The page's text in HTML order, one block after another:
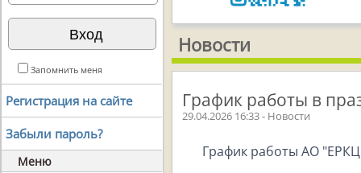
Запомнить меня
Регистрация на сайте
Забыли пароль?
Меню
Новости
График работы в
29.04.2026 16:33 - Новости
График работы АО